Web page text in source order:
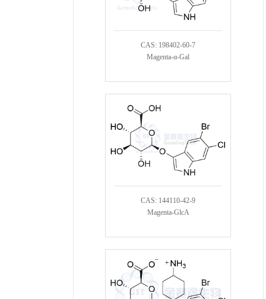
CAS: 198402-60-7
Magenta-α-Gal
CAS: 144110-42-9
Magenta-GlcA